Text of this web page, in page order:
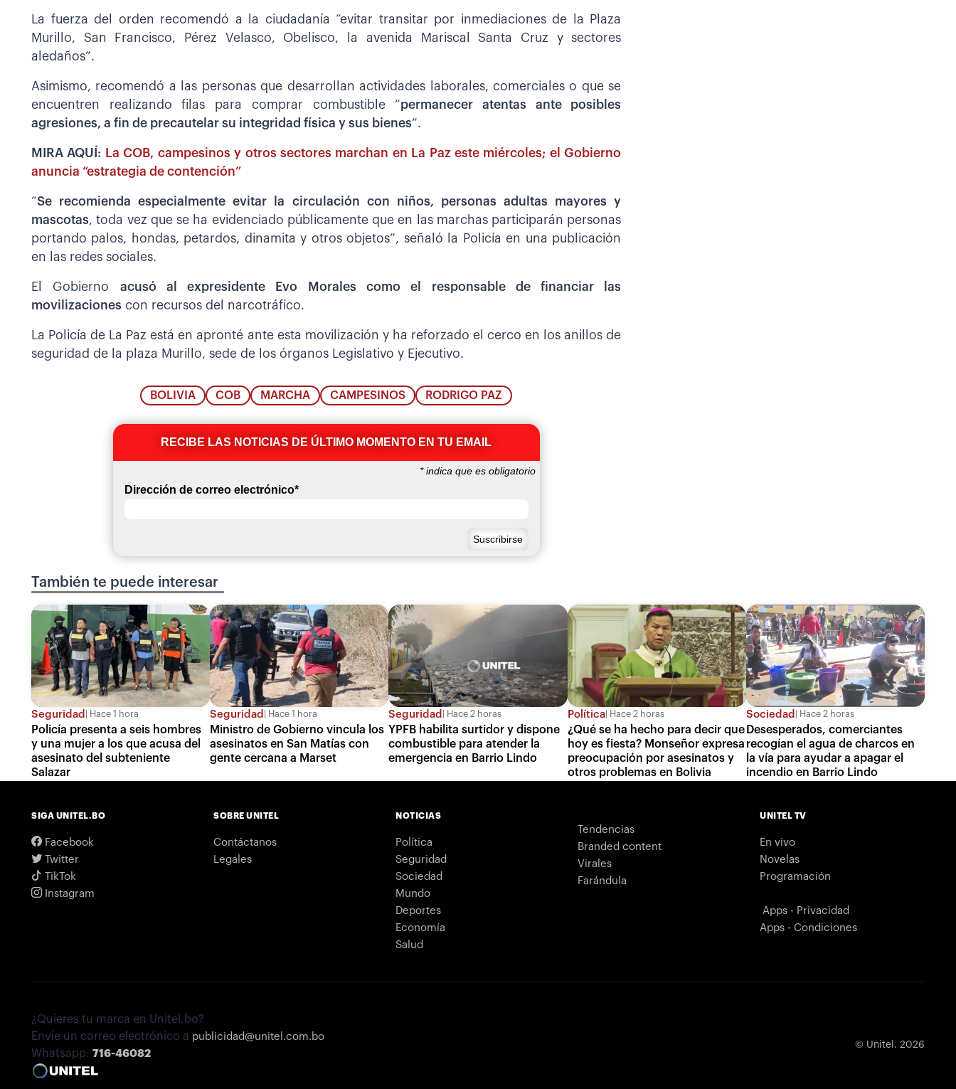
La fuerza del orden recomendó a la ciudadanía “evitar transitar por inmediaciones de la Plaza
Murillo, San Francisco, Pérez Velasco, Obelisco, la avenida Mariscal Santa Cruz y sectores
aledaños”.
Asimismo, recomendó a las personas que desarrollan actividades laborales, comerciales o que se
encuentren realizando filas para comprar combustible “permanecer atentas ante posibles
agresiones, a fin de precautelar su integridad física y sus bienes”.
MIRA AQUÍ: La COB, campesinos y otros sectores marchan en La Paz este miércoles; el Gobierno
anuncia “estrategia de contención”
“Se recomienda especialmente evitar la circulación con niños, personas adultas mayores y
mascotas, toda vez que se ha evidenciado públicamente que en las marchas participarán personas
portando palos, hondas, petardos, dinamita y otros objetos”, señaló la Policía en una publicación
en las redes sociales.
El Gobierno acusó al expresidente Evo Morales como el responsable de financiar las
movilizaciones con recursos del narcotráfico.
La Policía de La Paz está en apronté ante esta movilización y ha reforzado el cerco en los anillos de
seguridad de la plaza Murillo, sede de los órganos Legislativo y Ejecutivo.
BOLIVIA COB MARCHA CAMPESINOS RODRIGO PAZ
RECIBE LAS NOTICIAS DE ÚLTIMO MOMENTO EN TU EMAIL
*indica que es obligatorio
Dirección de correo electrónico*
También te puede interesar
Seguridad Hace 1 hora
Policía presenta a seis hombres
y una mujer a los que acusa del
asesinato del subteniente
Salazar
Seguridad Hace 1 hora
Ministro de Gobierno vincula los
asesinatos en San Matías con
gente cercana a Marset
Seguridad Hace 2 horas
YPFB habilita surtidor y dispone
combustible para atender la
emergencia en Barrio Lindo
Política Hace 2 horas
¿Qué se ha hecho para decir que
hoy es fiesta? Monseñor expresa
preocupación por asesinatos y
otros problemas en Bolivia
Sociedad Hace 2 horas
Desesperados, comerciantes
recogían el agua de charcos en
la vía para ayudar a apagar el
incendio en Barrio Lindo
SIGA UNITEL.BO
Facebook
Twitter
TikTok
Instagram
SOBRE UNITEL
Contáctanos
Legales
NOTICIAS
Política
Seguridad
Sociedad
Mundo
Deportes
Economía
Salud
Tendencias
Branded content
Virales
Farándula
UNITEL TV
En vivo
Novelas
Programación
Apps - Privacidad
Apps - Condiciones
¿Quieres tu marca en Unitel.bo?
Envíe un correo electrónico a publicidad@unitel.com.bo
Whatsapp: 716-46082
© Unitel. 2026